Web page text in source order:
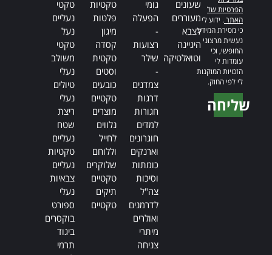
הפרטיות של
האתר. ידוע לי
כי מסירת המידע
נעשית מרצוני
החופשי, וכי
עומדות לי
הזכויות המוקנות
לי לפי החוק.
שליחה
שעונים
מעוררים
לצבא
היגיינה
וטואלטיקה
גומי
הפעלה
-
רצועות
שילר
-
צמדנים
דרגות
חגורות
למדים
חוגרונים
וארנקים
כומתות
וסיכות
צה"ל
לדרמנים
ואולרים
מיתרי
צניחה
טקטיות
פלטות
מיגון
קסדה
טקטית
וסטים
כובעים
טקטיים
מוצרים
נלווים
לחייל
וללוחם
שלוקרים
טקטיים
תיקים
טקטיים
טקטי
נעליים
נעל
טקטי
משולב
נעלי
טיולים
נעלי
ריצת
שטח
נעליים
טקטיות
נעליים
צבאיות
נעלי
ספורט
בוקסרים
ביגוד
תרמי